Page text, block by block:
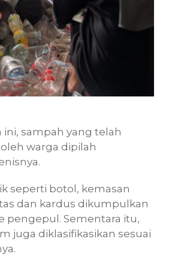
ini, sampah yang telah
warga dipilah
seperti botol, kemasan
dan kardus dikumpulkan
pengepul. Sementara itu,
juga diklasifikasikan sesuai